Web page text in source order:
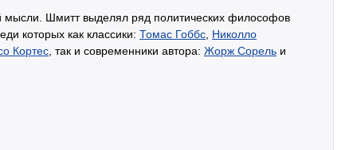
мысли. Шмитт выделял ряд политических философов
которых как классики: Томас Гоббс Николло
Кортес , так и современники автора: Жорж Сорель и